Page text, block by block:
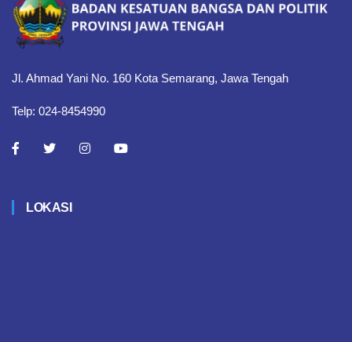
Jl. Ahmad Yani No. 160 Kota Semarang, Jawa Tengah
Telp: 024-8454990
LOKASI